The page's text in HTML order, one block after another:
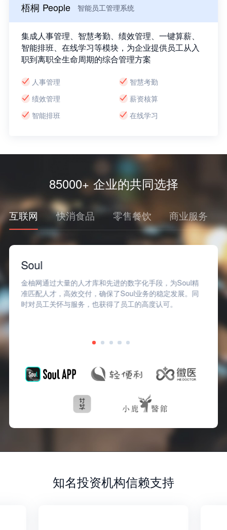
梧桐 People 智能员工管理系统
集成人事管理、智慧考勤、绩效管理、一键算薪、
智能排班、在线学习等模块，为企业提供员工从入
职到离职全生命周期的综合管理方案
人事管理
智慧考勤
绩效管理
薪资核算
智能排班
在线学习
85000+ 企业的共同选择
互联网 快消食品 零售餐饮 商业服务
Soul
金柚网通过大量的人才库和先进的数字化手段，为Soul精
准匹配人才，高效交付，确保了Soul业务的稳定发展。同
时对员工关怀与服务，也获得了员工的高度认可。
知名投资机构信赖支持